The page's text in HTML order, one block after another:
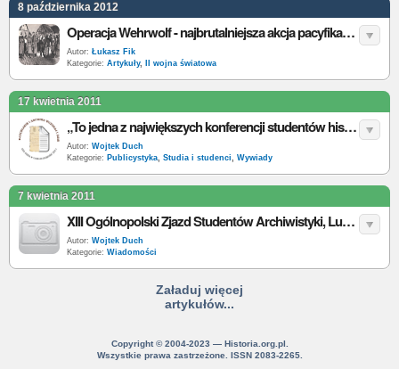
8 października 2012
Operacja Wehrwolf - najbrutalniejsza akcja pacyfikacyjno-wysiedleńcza na Zamojszczyźnie
Autor: Łukasz Fik
Kategorie: Artykuły, II wojna światowa
17 kwietnia 2011
„To jedna z największych konferencji studentów historii” - o XIII OZSA rozmawialiśmy z P. Chilczukiem
Autor: Wojtek Duch
Kategorie: Publicystyka, Studia i studenci, Wywiady
7 kwietnia 2011
XIII Ogólnopolski Zjazd Studentów Archiwistyki, Lublin 2011 r.
Autor: Wojtek Duch
Kategorie: Wiadomości
Załaduj więcej
artykułów...
Copyright © 2004-2023 — Historia.org.pl.
Wszystkie prawa zastrzeżone. ISSN 2083-2265.